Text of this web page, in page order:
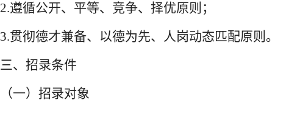
2.遵循公开、平等、竞争、择优原则；
3.贯彻德才兼备、以德为先、人岗动态匹配原则。
三、招录条件
（一）招录对象